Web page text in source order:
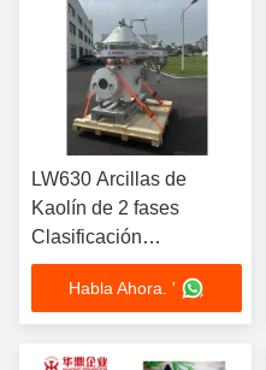
LW630 Arcillas de
Kaolín de 2 fases
Clasificación
Deshidratación
Decantador Separador
de centrifugadoras
Cerámica resistente al
Habla Ahora. '